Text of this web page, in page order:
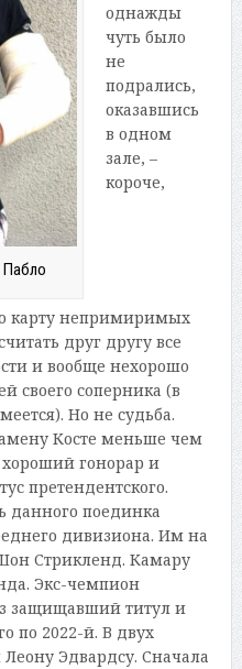
Пабло
однажды
чуть было
не
подрались,
оказавшись
в одном
зале, –
короче,
карту непримиримых
друг другу все
и вообще нехорошо
своего соперника (в
Но не судьба.
Косте меньше чем
гонорар и
претендентского.
данного поединка
дивизиона. Им на
Стрикленд. Камару
Экс-чемпион
защищавший титул и
по 2022-й. В двух
Эдвардсу. Сначала